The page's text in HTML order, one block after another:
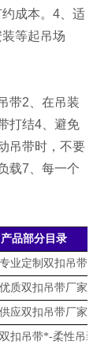
成本。4、适
等起吊场
带2、在吊装
打结4、避免
吊带时，不要
载7、每一个
品部分目录
专业定制双扣吊带厂
优质双扣吊带厂家-柔
供应双扣吊带厂家-柔
双扣吊带*-柔性吊装带